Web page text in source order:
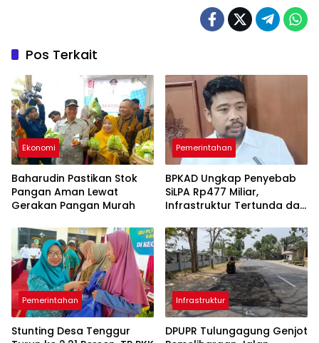
Pos Terkait
Ekonomi
Baharudin Pastikan Stok
Pangan Aman Lewat
Gerakan Pangan Murah
Pemerintahan
BPKAD Ungkap Penyebab
SiLPA Rp477 Miliar,
Infrastruktur Tertunda dan
Pemerintahan
Stunting Desa Tenggur
Infrastruktur
DPUPR Tulungagung Genjot